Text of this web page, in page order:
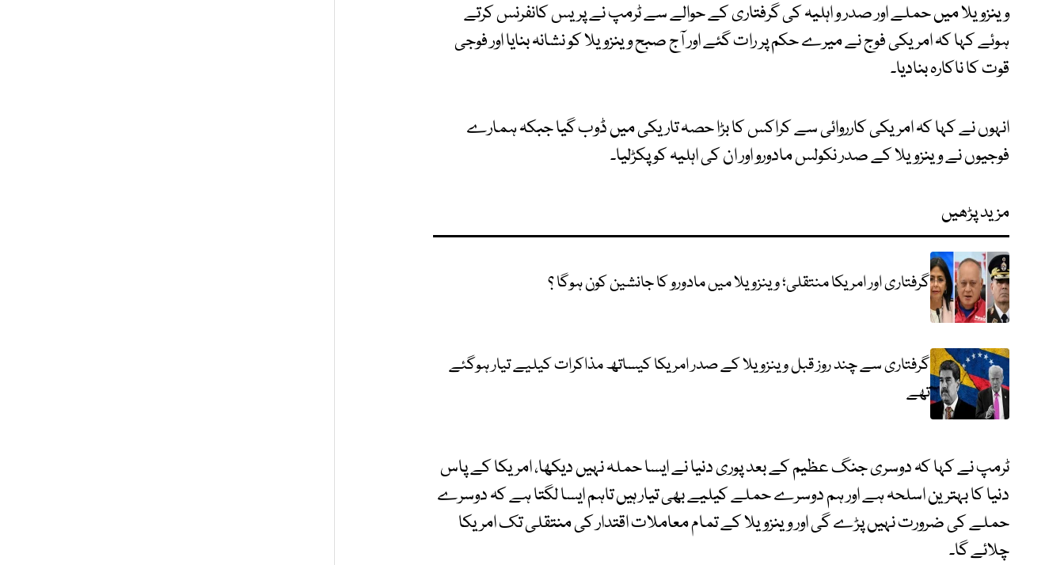
وینزویلا میں حملے اور صدر و اہلیہ کی گرفتاری کے حوالے سے ٹرمپ نے پریس کانفرنس کرتے
ہوئے کہا کہ امریکی فوج نے میرے حکم پر رات گئے اور آج صبح وینزویلا کو نشانہ بنایا اور فوجی
قوت کا ناکارہ بنادیا۔
انہوں نے کہا کہ امریکی کارروائی سے کراکس کا بڑا حصہ تاریکی میں ڈوب گیا جبکہ ہمارے
فوجیوں نے وینزویلا کے صدر نکولس مادورو اور ان کی اہلیہ کو پکڑلیا۔
مزید پڑھیں
گرفتاری اور امریکا منتقلی؛ وینزویلا میں مادورو کا جانشین کون ہوگا ؟
گرفتاری سے چند روز قبل وینزویلا کے صدر امریکا کیساتھ مذاکرات کیلیے تیار ہوگئے
تھے
ٹرمپ نے کہا کہ دوسری جنگ عظیم کے بعد پوری دنیا نے ایسا حملہ نہیں دیکھا، امریکا کے پاس
دنیا کا بہترین اسلحہ ہے اور ہم دوسرے حملے کیلیے بھی تیار ہیں تاہم ایسا لگتا ہے کہ دوسرے
حملے کی ضرورت نہیں پڑے گی اور وینزویلا کے تمام معاملات اقتدار کی منتقلی تک امریکا
چلائے گا۔